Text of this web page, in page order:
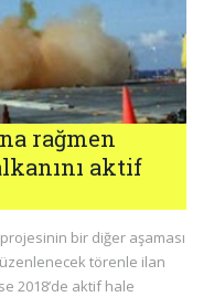
rağmen
aktif
bir diğer aşaması
törenle ilan
2018’de aktif hale